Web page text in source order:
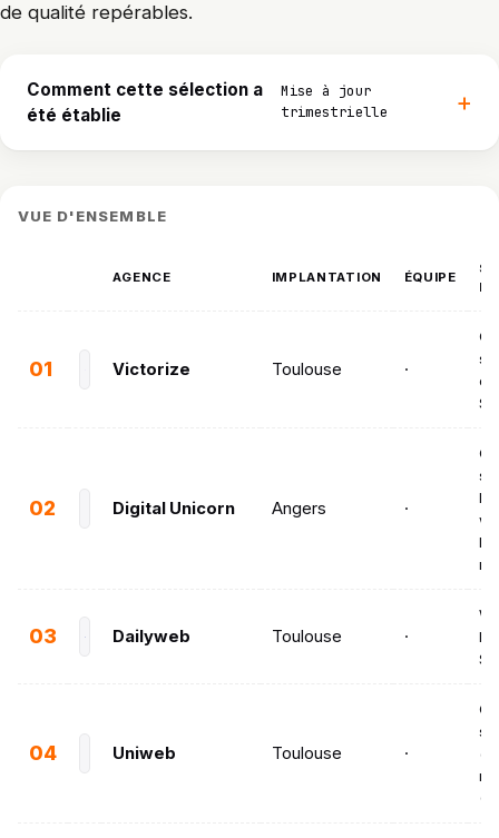
de qualité repérables.
Comment cette sélection a
été établie
Mise à jour
trimestrielle
VUE D'ENSEMBLE
AGENCE IMPLANTATION ÉQUIPE
01 Victorize Toulouse ·
02 Digital Unicorn Angers ·
03 Dailyweb Toulouse ·
04 Uniweb Toulouse ·